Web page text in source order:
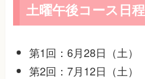
土曜午後コース日程
第1回：6月28日（土）
第2回：7月12日（土）